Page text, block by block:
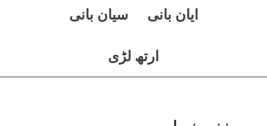
ايان بانی سيان بانی
ارتھ لڑی